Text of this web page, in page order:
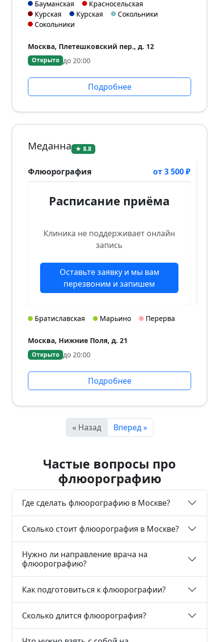
Бауманская
Красносельская
Курская
Курская
Сокольники
Сокольники
Москва, Плетешковский пер., д. 12
Открыто до 20:00
Подробнее
Меданна ★ 8.8
Флюорография от 3 500 ₽
Расписание приёма
Клиника не поддерживает онлайн
запись
Оставьте заявку и мы вам
перезвоним и запишем
Братиславская Марьино Перерва
Москва, Нижние Поля, д. 21
Открыто до 20:00
Подробнее
« Назад Вперед »
Частые вопросы про
флюорографию
Где сделать флюорографию в Москве?
Сколько стоит флюорография в Москве?
Нужно ли направление врача на
флюорографию?
Как подготовиться к флюорографии?
Сколько длится флюорография?